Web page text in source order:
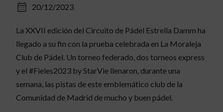
20/12/2023
La XXVII edición del Circuito de Pádel Estrella Damm ha
llegado a su fin con la prueba celebrada en La Moraleja
Club de Pádel. Un torneo federado, dos torneos express
y el #Fieles2023 by StarVie llenaron, durante una
semana, las pistas de este emblemático club de la
Comunidad de Madrid de mucho y buen pádel.